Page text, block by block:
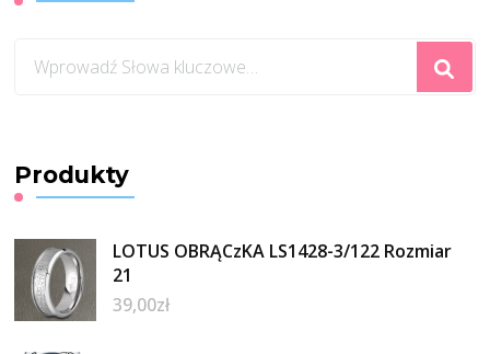
czegoś?
Produkty
LOTUS OBRĄCzKA LS1428-3/122 Rozmiar
21
39,00zł